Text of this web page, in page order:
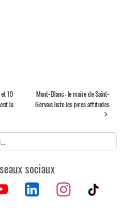
19
la
Mont-Blanc : le maire de Saint-
Gervais liste les pires attitudes
sociaux